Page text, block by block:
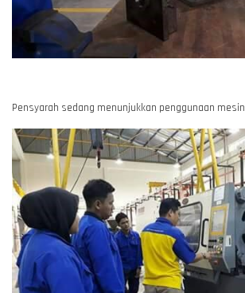
Pensyarah sedang menunjukkan penggunaan mesin